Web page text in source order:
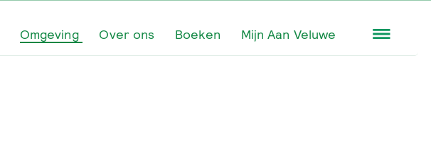
Omgeving Over ons Boeken Mijn Aan Veluwe